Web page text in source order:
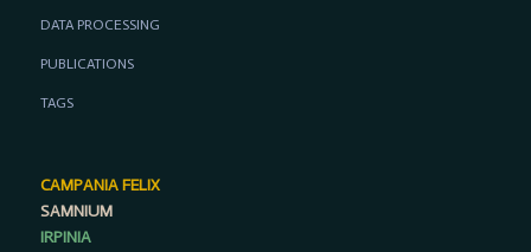
DATA PROCESSING
PUBLICATIONS
TAGS
CAMPANIA FELIX
SAMNIUM
IRPINIA